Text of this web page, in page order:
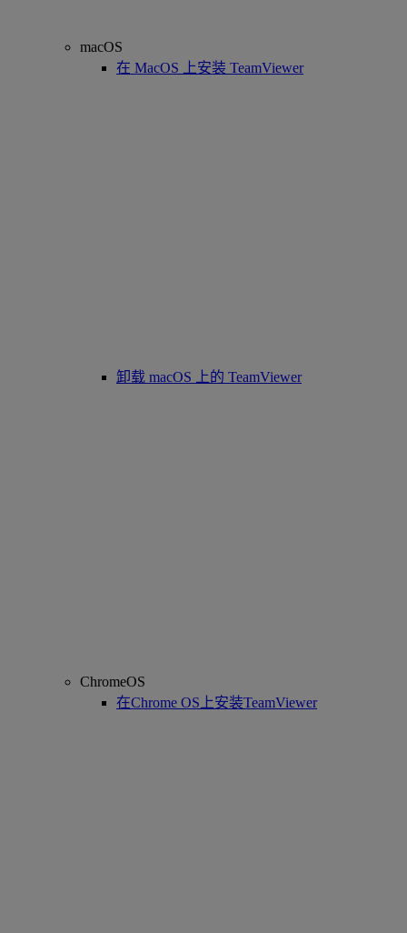
macOS
在 MacOS 上安装 TeamViewer
卸载 macOS 上的 TeamViewer
ChromeOS
在Chrome OS上安装TeamViewer